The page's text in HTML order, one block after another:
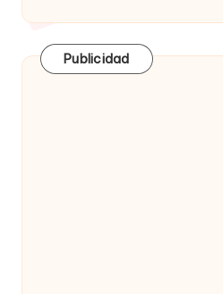
Publicidad